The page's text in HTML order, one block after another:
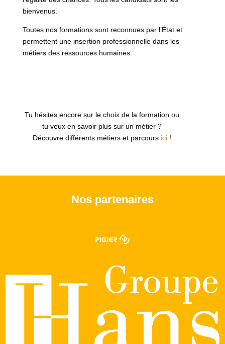
bienvenus.
Toutes nos formations sont reconnues par l’État et
permettent une insertion professionnelle dans les
métiers des ressources humaines.
Tu hésites encore sur le choix de la formation ou
tu veux en savoir plus sur un métier ?
Découvre différents métiers et parcours ici!
Nos partenaires